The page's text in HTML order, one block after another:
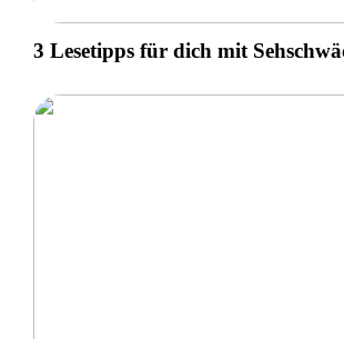
3 Lesetipps für dich mit